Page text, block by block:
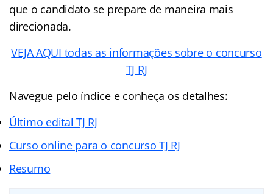
que o candidato se prepare de maneira mais
direcionada.
VEJA AQUI todas as informações sobre o concurso
TJ RJ
Navegue pelo índice e conheça os detalhes:
Último edital TJ RJ
Curso online para o concurso TJ RJ
Resumo